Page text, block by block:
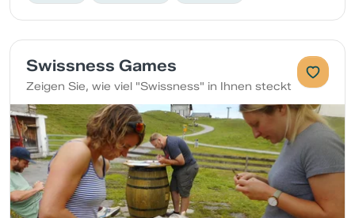
Swissness Games
Zeigen Sie, wie viel "Swissness" in Ihnen steckt